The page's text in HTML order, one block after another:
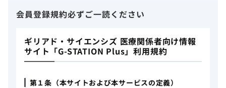
会員登録規約必ずご一読ください
ギリアド・サイエンシズ 医療関係者向け情報
サイト「G-STATION Plus」利用規約
第１条（本サイトおよび本サービスの定義）